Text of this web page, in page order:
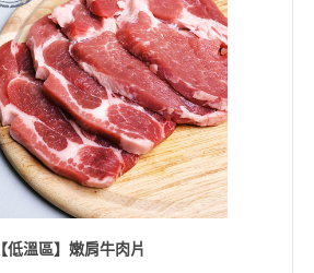
【低溫區】嫩肩牛肉片